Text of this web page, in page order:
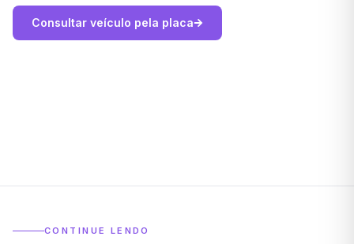
Consultar veículo pela placa
CONTINUE LENDO